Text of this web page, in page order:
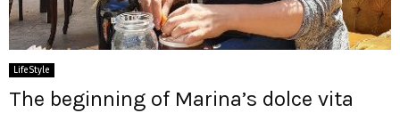
LifeStyle
The beginning of Marina’s dolce vita